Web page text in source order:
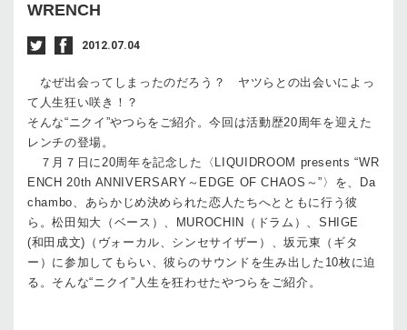
WRENCH
2012.07.04
なぜ出会ってしまったのだろう？ ヤツらとの出会いによっ
て人生狂い咲き！？
そんな“ニクイ”やつらをご紹介。今回は活動歴20周年を迎えた
レンチの登場。
７月７日に20周年を記念した〈LIQUIDROOM presents “WR
ENCH 20th ANNIVERSARY～EDGE OF CHAOS～”〉を、Da
chambo、あらかじめ決められた恋人たちへとともに行う彼
ら。松田知大（ベース）、MUROCHIN（ドラム）、SHIGE
(和田成文)（ヴォーカル、シンセサイザー）、坂元東（ギタ
ー）に参加してもらい、彼らのサウンドを生み出した10枚に迫
る。そんな“ニクイ”人生を狂わせたやつらをご紹介。